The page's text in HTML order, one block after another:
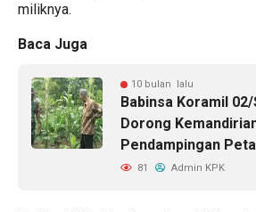
miliknya.
Baca Juga
10 bulan lalu
Babinsa Koramil
Dorong
Pendampingan
81 Admin KPK